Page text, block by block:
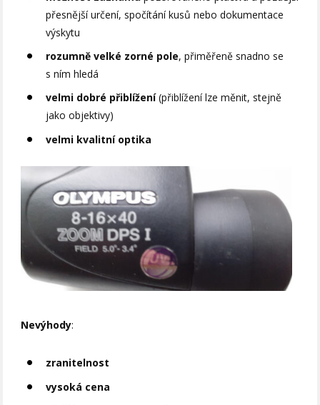
přesnější určení, spočítání kusů nebo dokumentace
výskytu
rozumně velké zorné pole, přiměřeně snadno se
s ním hledá
velmi dobré přiblížení(přiblížení lze měnit, stejně
jako objektivy)
velmi kvalitní optika
Nevýhody:
zranitelnost
vysoká cena